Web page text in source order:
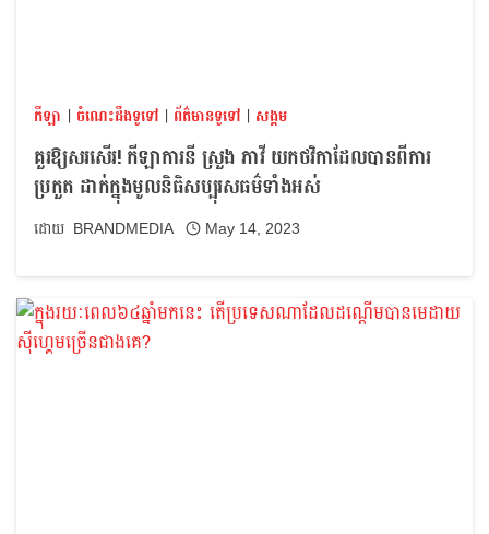
កីឡា | ចំណេះដឹងទូទៅ | ព័ត៌មានទូទៅ | សង្គម
គួរឱ្យសរសើរ! កីឡាការនី ស្រួង ភាវី យកថវិកាដែលបានពីការ
ប្រកួត ដាក់ក្នុងមូលនិធិសប្បុរសធម៌ទាំងអស់
BRANDMEDIA May 14, 2023